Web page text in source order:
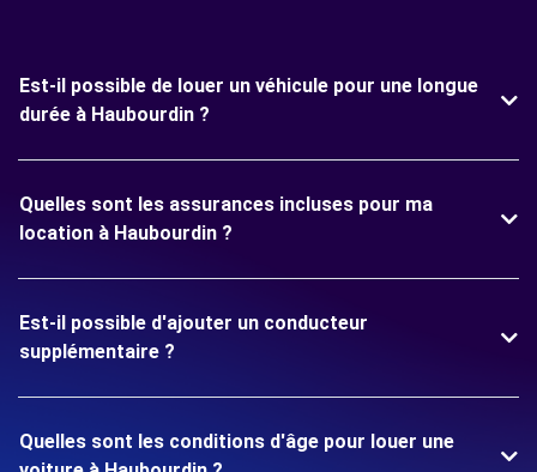
Est-il possible de louer un véhicule pour une longue
durée à Haubourdin ?
Quelles sont les assurances incluses pour ma
location à Haubourdin ?
Est-il possible d'ajouter un conducteur
supplémentaire ?
Quelles sont les conditions d'âge pour louer une